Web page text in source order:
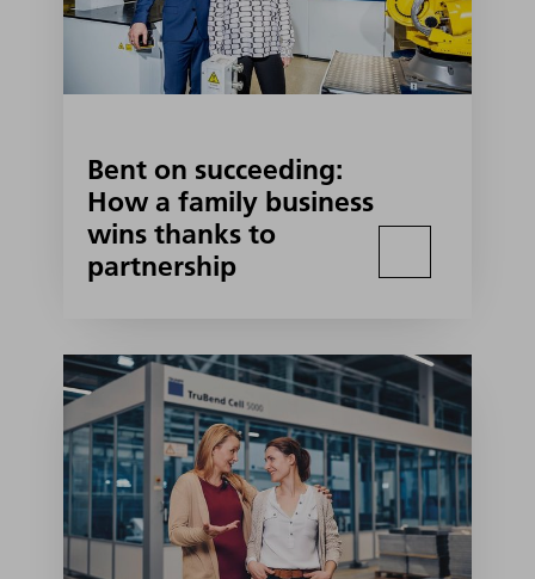
Bent on succeeding:
How a family business
wins thanks to
partnership